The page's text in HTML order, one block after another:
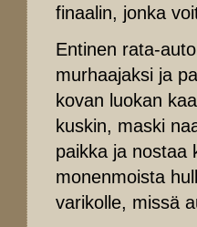
finaalin, jonka
Entinen rata-
murhaajaksi ja
kovan luokan
kuskin, maski
paikka ja nostaa
monenmoista
varikolle, missä